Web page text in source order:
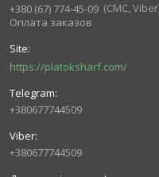
+380 (67) 774-45-09
СМС, Viber
Оплата заказов
https://platoksharf.com/
+380677744509
+380677744509